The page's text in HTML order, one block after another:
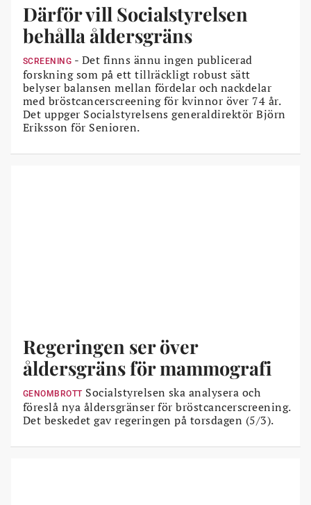
Därför vill Socialstyrelsen
behålla åldersgräns
SCREENING - Det finns ännu ingen publicerad
forskning som på ett tillräckligt robust sätt
belyser balansen mellan fördelar och nackdelar
med bröstcancerscreening för kvinnor över 74 år.
Det uppger Socialstyrelsens generaldirektör Björn
Eriksson för Senioren.
Regeringen ser över
åldersgräns för mammografi
GENOMBROTT Socialstyrelsen ska analysera och
föreslå nya åldersgränser för bröstcancerscreening.
Det beskedet gav regeringen på torsdagen (5/3).